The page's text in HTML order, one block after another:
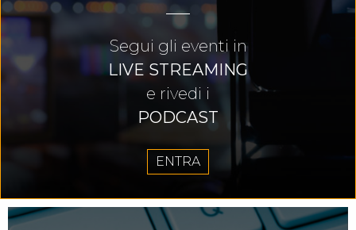
Segui gli eventi in
LIVE STREAMING
e rivedi i
PODCAST
ENTRA